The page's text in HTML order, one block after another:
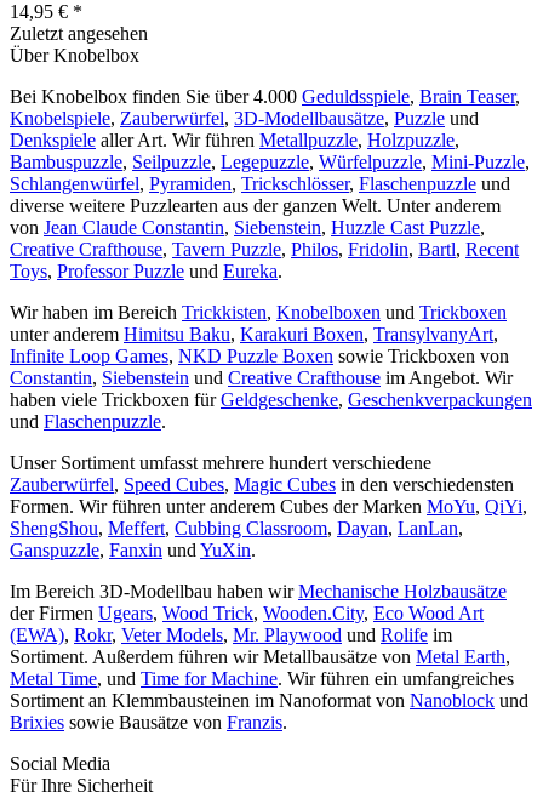
14,95 € *
Zuletzt angesehen
Über Knobelbox
Bei Knobelbox finden Sie über 4.000 Geduldsspiele, Brain Teaser,
Knobelspiele, Zauberwürfel, 3D-Modellbausätze, Puzzle und
Denkspiele aller Art. Wir führen Metallpuzzle, Holzpuzzle,
Bambuspuzzle, Seilpuzzle, Legepuzzle, Würfelpuzzle, Mini-Puzzle,
Schlangenwürfel, Pyramiden, Trickschlösser, Flaschenpuzzle und
diverse weitere Puzzlearten aus der ganzen Welt. Unter anderem
von Jean Claude Constantin, Siebenstein, Huzzle Cast Puzzle,
Creative Crafthouse, Tavern Puzzle, Philos, Fridolin, Bartl, Recent
Toys, Professor Puzzle und Eureka.
Wir haben im Bereich Trickkisten, Knobelboxen und Trickboxen
unter anderem Himitsu Baku, Karakuri Boxen, TransylvanyArt,
Infinite Loop Games, NKD Puzzle Boxen sowie Trickboxen von
Constantin, Siebenstein und Creative Crafthouse im Angebot. Wir
haben viele Trickboxen fürGeldgeschenke, Geschenkverpackungen
und Flaschenpuzzle.
Unser Sortiment umfasst mehrere hundert verschiedene
Zauberwürfel, Speed Cubes, Magic Cubes in den verschiedensten
Formen. Wir führen unter anderem Cubes der Marken MoYu, QiYi,
ShengShou, Meffert, Cubbing Classroom, Dayan, LanLan,
Ganspuzzle, Fanxin und YuXin.
Im Bereich 3D-Modellbau haben wirMechanische Holzbausätze
der Firmen Ugears, Wood Trick, Wooden.City, Eco Wood Art
(EWA), Rokr, Veter Models, Mr. Playwood und Rolife im
Sortiment. Außerdem führen wir Metallbausätze von Metal Earth,
Metal Time, und Time for Machine. Wir führen ein umfangreiches
Sortiment an Klemmbausteinen im Nanoformat von Nanoblock und
Brixies sowie Bausätze von Franzis.
Social Media
Für Ihre Sicherheit